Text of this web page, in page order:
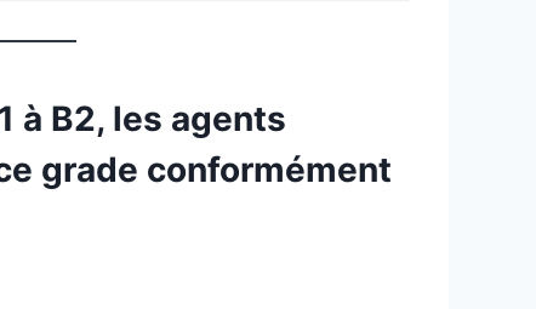
à B2, les agents
grade conformément